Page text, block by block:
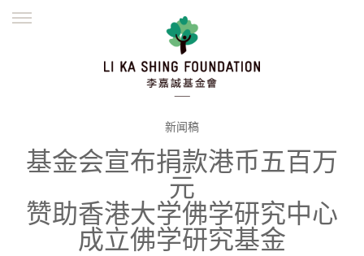
並肩同行
繁體
新闻稿
基金会宣布捐款港币五百万
元
赞助香港大学佛学研究中心
成立佛学研究基金